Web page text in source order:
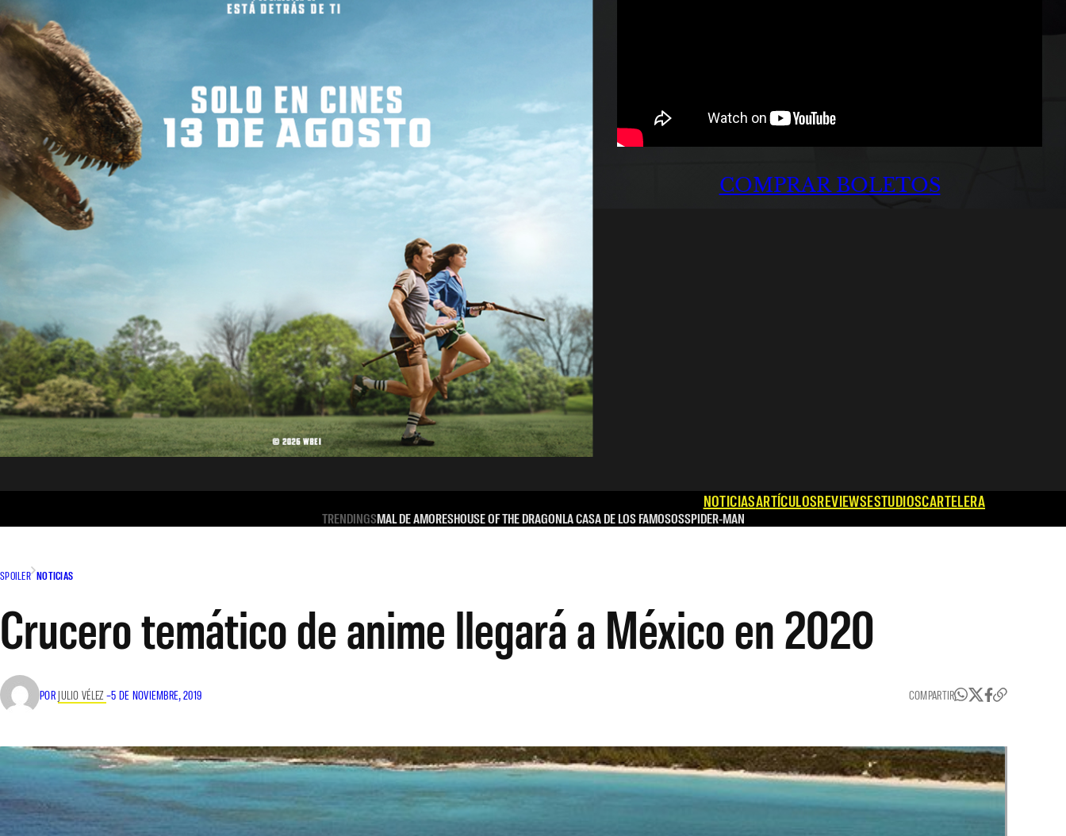
COMPRAR BOLETOS
NOTICIASARTÍCULOSREVIEWSESTUDIOSCARTELERA
TRENDINGSMAL DE AMORESHOUSE OF THE DRAGONLA CASA DE LOS FAMOSOSSPIDER-MAN
SPOILER NOTICIAS
Crucero temático de anime llegará a México en 2020
POR JULIO VÉLEZ –5 DE NOVIEMBRE, 2019 COMPARTIR